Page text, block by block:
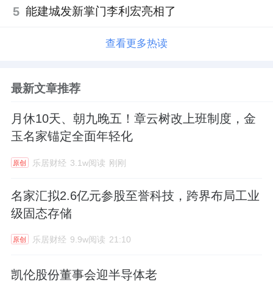
5 能建城发新掌门李利宏亮相了
查看更多热读
最新文章推荐
月休10天、朝九晚五！章云树改上班制度，金
玉名家锚定全面年轻化
原创 乐居财经 3.1w阅读 刚刚
名家汇拟2.6亿元参股至誉科技，跨界布局工业
级固态存储
原创 乐居财经 9.9w阅读 21:10
凯伦股份董事会迎半导体老